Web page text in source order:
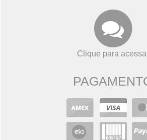
Clique para